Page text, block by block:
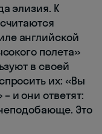
элизия. К
английской
полета»
в своей
их: «Вы
и они ответят:
Это